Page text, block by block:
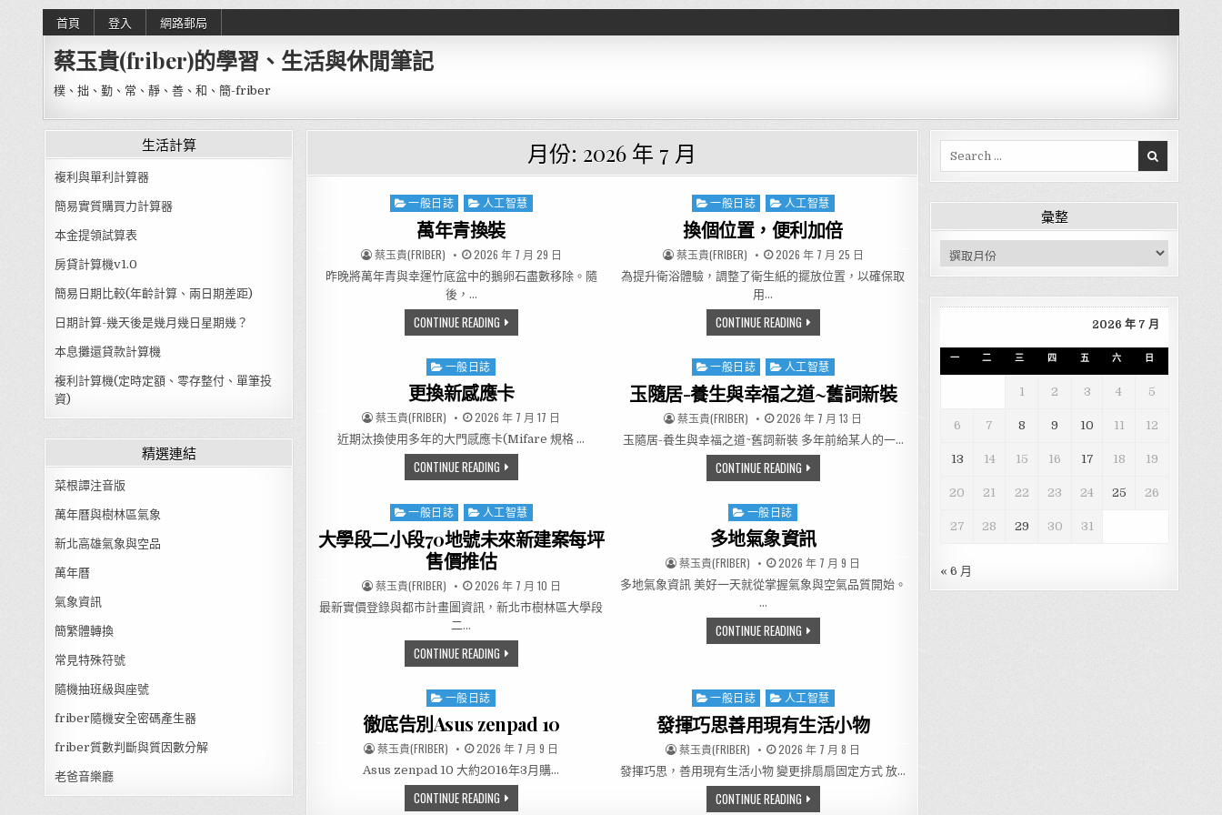
Skip to content
首頁 登入 網路郵局
蔡玉貴(friber)的學習、生活與休閒筆記
樸、拙、勤、常、靜、善、和、簡-friber
月份: 2026 年 7 月
Posted in
一般日誌 人工智慧
萬年青換裝
AUTHOR:
蔡玉貴(FRIBER) PUBLISHED DATE:
2026 年 7 月 29 日
昨晚將萬年青與幸運竹底盆中的鵝卵石盡數移除。隨
後，…
CONTINUE READING萬年青換裝
Posted in
一般日誌 人工智慧
換個位置，便利加倍
AUTHOR:
蔡玉貴(FRIBER) PUBLISHED DATE:
2026 年 7 月 25 日
為提升衛浴體驗，調整了衛生紙的擺放位置，以確保取
用…
CONTINUE READING換個位置，便利加倍
Posted in
一般日誌
更換新感應卡
AUTHOR:
蔡玉貴(FRIBER) PUBLISHED DATE:
2026 年 7 月 17 日
近期汰換使用多年的大門感應卡(Mifare 規格 …
CONTINUE READING更換新感應卡
Posted in
一般日誌 人工智慧
玉隨居-養生與幸福之道~舊詞新裝
AUTHOR:
蔡玉貴(FRIBER) PUBLISHED DATE:
2026 年 7 月 13 日
玉隨居-養生與幸福之道~舊詞新裝 多年前給某人的一…
CONTINUE READING玉隨居-養生與幸福之道~舊詞新裝
Posted in
一般日誌 人工智慧
大學段二小段70地號未來新建案每坪
售價推估
AUTHOR:
蔡玉貴(FRIBER) PUBLISHED DATE:
2026 年 7 月 10 日
最新實價登錄與都市計畫圖資訊，新北市樹林區大學段
二…
CONTINUE READING大學段二小段70地號未來新建案每坪售價推估
Posted in
一般日誌
多地氣象資訊
AUTHOR:
蔡玉貴(FRIBER) PUBLISHED DATE:
2026 年 7 月 9 日
多地氣象資訊 美好一天就從掌握氣象與空氣品質開始。
…
CONTINUE READING多地氣象資訊
Posted in
一般日誌
徹底告別Asus zenpad 10
AUTHOR:
蔡玉貴(FRIBER) PUBLISHED DATE:
2026 年 7 月 9 日
Asus zenpad 10 大約2016年3月購…
CONTINUE READING徹底告別ASUS ZENPAD 10
Posted in
一般日誌 人工智慧
發揮巧思善用現有生活小物
AUTHOR:
蔡玉貴(FRIBER) PUBLISHED DATE:
2026 年 7 月 8 日
發揮巧思，善用現有生活小物 變更排扇扇固定方式 放…
CONTINUE READING發揮巧思善用現有生活小物
生活計算
複利與單利計算器
簡易實質購買力計算器
本金提領試算表
房貸計算機v1.0
簡易日期比較(年齡計算、兩日期差距)
日期計算-幾天後是幾月幾日星期幾？
本息攤還貸款計算機
複利計算機(定時定額、零存整付、單筆投
資)
精選連結
菜根譚注音版
萬年曆與樹林區氣象
新北高雄氣象與空品
萬年曆
氣象資訊
簡繁體轉換
常見特殊符號
隨機抽班級與座號
friber隨機安全密碼產生器
friber質數判斷與質因數分解
老爸音樂廳
Search for:
彙整
彙整
2026 年 7 月
一 二 三 四 五 六 日
1 2 3 4 5
6 7 8 9 10 11 12
13 14 15 16 17 18 19
20 21 22 23 24 25 26
27 28 29 30 31
« 6 月